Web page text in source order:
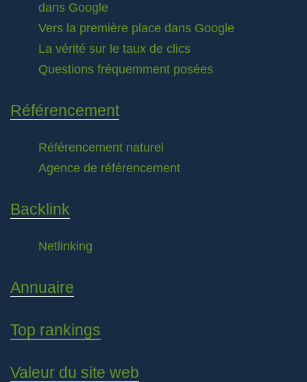
dans Google
Vers la première place dans Google
La vérité sur le taux de clics
Questions fréquemment posées
Référencement
Référencement naturel
Agence de référencement
Backlink
Netlinking
Annuaire
Top rankings
Valeur du site web